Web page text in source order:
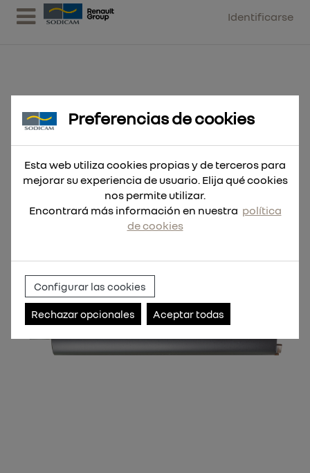
Identificarse
Corona diamante tal.seco -
DCHXL 112x420mm
Preferencias de cookies
Esta web utiliza cookies propias y de terceros para
mejorar su experiencia de usuario. Elija qué cookies
nos permite utilizar.
Encontrará más información en nuestra política
de cookies
Configurar las cookies
Rechazar opcionales Aceptar todas